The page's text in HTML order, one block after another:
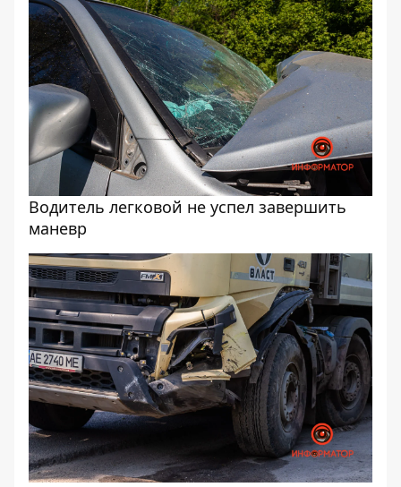
Водитель легковой не успел завершить
маневр